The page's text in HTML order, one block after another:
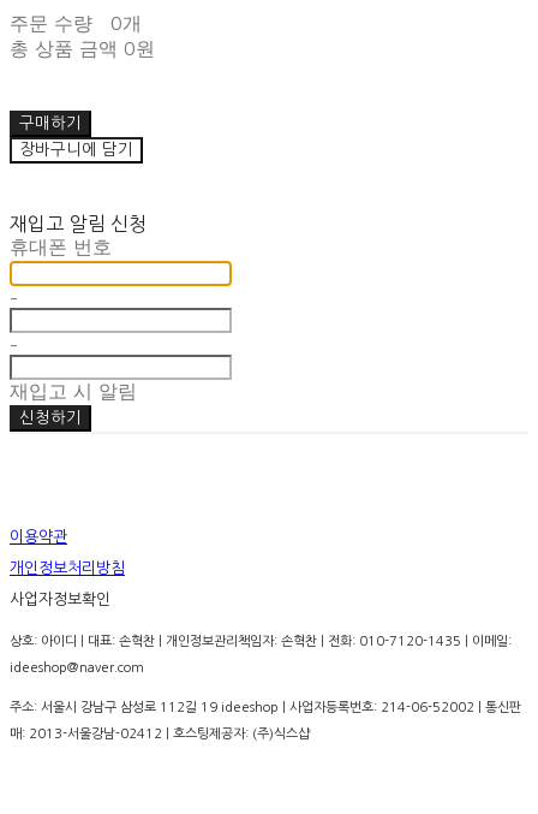
주문 수량
0개
총 상품 금액 0원
구매하기
장바구니에 담기
재입고 알림 신청
휴대폰 번호
-
-
재입고 시 알림
신청하기
이용약관
개인정보처리방침
사업자정보확인
상호: 아이디 | 대표: 손혁찬 | 개인정보관리책임자: 손혁찬 | 전화: 010-7120-1435 | 이메일:
ideeshop@naver.com
주소: 서울시 강남구 삼성로 112길 19 ideeshop | 사업자등록번호: 214-06-52002 | 통신판
매: 2013-서울강남-02412 | 호스팅제공자: (주)식스샵